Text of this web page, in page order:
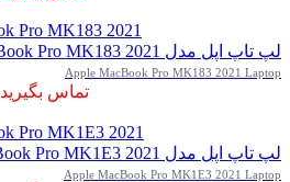
لپ تاپ اپل مدل MacBook Pro MK183 2021
Apple MacBook Pro MK183 2021 Laptop
تماس بگیرید
لپ تاپ اپل مدل MacBook Pro MK1E3 2021
Apple MacBook Pro MK1E3 2021 Laptop